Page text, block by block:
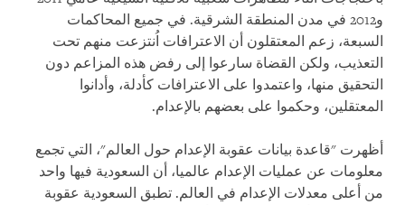
و2012 في مدن المنطقة الشرقية. في جميع المحاكمات
السبعة، زعم المعتقلون أن الاعترافات اُنتزعت منهم تحت
التعذيب، ولكن القضاة سارعوا إلى رفض هذه المزاعم دون
التحقيق منها، واعتمدوا على الاعترافات كأدلة، وأدانوا
المعتقلين، وحكموا على بعضهم بالإعدام.
أظهرت "قاعدة بيانات عقوبة الإعدام حول العالم"، التي تجمع
معلومات عن عمليات الإعدام عالميا، أن السعودية فيها واحد
من أعلى معدلات الإعدام في العالم. تطبق السعودية عقوبة